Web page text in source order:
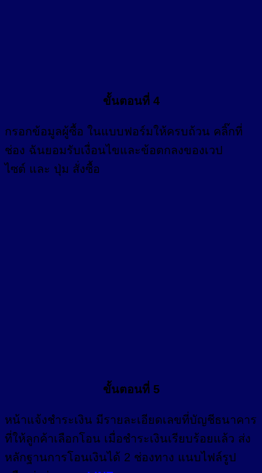
ขั้นตอนที่ 4
กรอกข้อมูลผู้ซื้อ ในแบบฟอร์มให้ครบถ้วน คลิ๊กที่
ช่อง ฉันยอมรับเงื่อนไขและข้อตกลงของเวป
ไซต์ และ ปุ่ม สั่งซื้อ
ขั้นตอนที่ 5
หน้าแจ้งชำระเงิน มีรายละเอียดเลขที่บัญชีธนาคาร
ที่ให้ลูกค้าเลือกโอน เมื่อชำระเงินเรียบร้อยแล้ว ส่ง
หลักฐานการโอนเงินได้ 2 ช่องทาง แนบไฟล์รูป